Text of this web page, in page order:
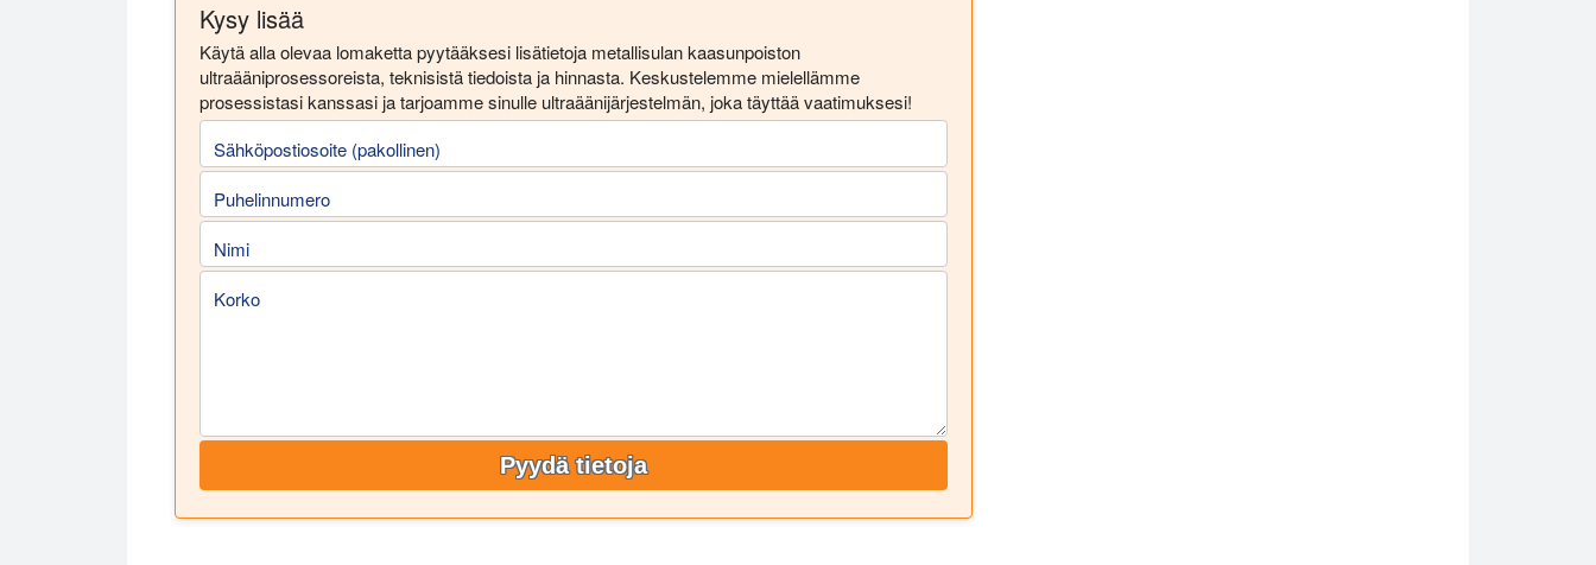
Kysy lisää
Käytä alla olevaa lomaketta pyytääksesi lisätietoja metallisulan kaasunpoiston
ultraääniprosessoreista, teknisistä tiedoista ja hinnasta. Keskustelemme mielellämme
prosessistasi kanssasi ja tarjoamme sinulle ultraäänijärjestelmän, joka täyttää vaatimuksesi!
Sähköpostiosoite (pakollinen)
Puhelinnumero
Nimi
Korko
Pyydä tietoja